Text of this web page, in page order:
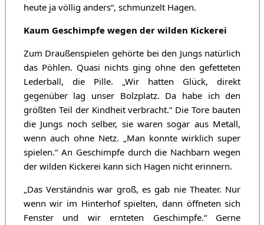
heute ja völlig anders“, schmunzelt Hagen.
Kaum Geschimpfe wegen der wilden Kickerei
Zum Draußenspielen gehörte bei den Jungs natürlich
das Pöhlen. Quasi nichts ging ohne den gefetteten
Lederball, die Pille. „Wir hatten Glück, direkt
gegenüber lag unser Bolzplatz. Da habe ich den
größten Teil der Kindheit verbracht.“ Die Tore bauten
die Jungs noch selber, sie waren sogar aus Metall,
wenn auch ohne Netz. „Man konnte wirklich super
spielen.“ An Geschimpfe durch die Nachbarn wegen
der wilden Kickerei kann sich Hagen nicht erinnern.
„Das Verständnis war groß, es gab nie Theater. Nur
wenn wir im Hinterhof spielten, dann öffneten sich
Fenster und wir ernteten Geschimpfe.“ Gerne